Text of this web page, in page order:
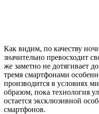
Как видим, по качеству
значительно превосходит
же заметно не дотягивает
тремя смартфонами
производится в условиях
образом, пока технология
остается эксклюзивной
смартфонов.